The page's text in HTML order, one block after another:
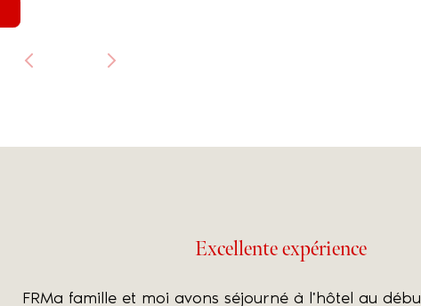
Excellente expérience
FRMa famille et moi avons séjourné à l'hôtel au